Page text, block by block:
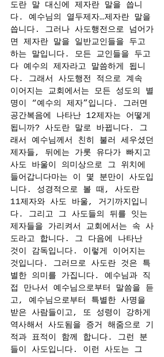
도란 말 대신에 제자란 말을 씁니
다. 예수님의 열두제자…제자란 말을
씁니다. 그러나 사도행전으로 넘어가
면 제자란 말을 일반교인들을 두고
하는 말입니다. 모든 교인들을 두고
다 예수의 제자라고 말씀하게 됩니
다. 그래서 사도행전 적으로 계속
이어지는 교회에서는 모든 성도의 별
명이 “예수의 제자”입니다. 그러면
공간복음에 나타난 12제자는 어떻게
됩니까? 사도란 말로 바뀝니다. 그
래서 예수님께서 친히 불러 세우셨던
제자들, 뒤에는 가롯 유다가 빠지고
사도 바울이 의미상으로 그 위치에
들어갑니다마는 이 몇 분만이 사도입
니다. 성경적으로 볼 때, 사도란
11제자와 사도 바울, 거기까지입니
다. 그리고 그 사도들의 뒤를 잇는
제자들을 가리켜서 교회에서는 속 사
도라고 합니다. 그 다음에 나타난
것이 감독입니다. 이렇게 이어지는
것입니다. 그러므로 사도란 것은 특
별한 의미를 가집니다. 예수님과 직
접 만나서 예수님으로부터 말씀을 듣
고, 예수님으로부터 특별한 사명을
받은 사람들이고, 또 성령이 강하게
역사해서 사도됨을 증거 해줌으로 기
적과 표적이 함께 합니다. 그런 분
들이 사도입니다. 이런 사도는 그